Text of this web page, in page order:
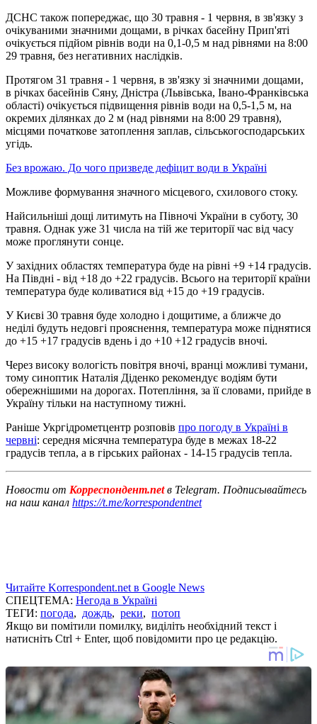
ДСНС також попереджає, що 30 травня - 1 червня, в зв'язку з
очікуваними значними дощами, в річках басейну Прип'яті
очікується підйом рівнів води на 0,1-0,5 м над рівнями на 8:00
29 травня, без негативних наслідків.
Протягом 31 травня - 1 червня, в зв'язку зі значними дощами,
в річках басейнів Сяну, Дністра (Львівська, Івано-Франківська
області) очікується підвищення рівнів води на 0,5-1,5 м, на
окремих ділянках до 2 м (над рівнями на 8:00 29 травня),
місцями початкове затоплення заплав, сільськогосподарських
угідь.
Без врожаю. До чого призведе дефіцит води в Україні
Можливе формування значного місцевого, схилового стоку.
Найсильніші дощі литимуть на Півночі України в суботу, 30
травня. Однак уже 31 числа на тій же території час від часу
може проглянути сонце.
У західних областях температура буде на рівні +9 +14 градусів.
На Півдні - від +18 до +22 градусів. Всього на території країни
температура буде коливатися від +15 до +19 градусів.
У Києві 30 травня буде холодно і дощитиме, а ближче до
неділі будуть недовгі прояснення, температура може піднятися
до +15 +17 градусів вдень і до +10 +12 градусів вночі.
Через високу вологість повітря вночі, вранці можливі тумани,
тому синоптик Наталія Діденко рекомендує водіям бути
обережнішими на дорогах. Потепління, за її словами, прийде в
Україну тільки на наступному тижні.
Раніше Укргідрометцентр розповів про погоду в Україні в
червні: середня місячна температура буде в межах 18-22
градусів тепла, а в гірських районах - 14-15 градусів тепла.
Новости от Корреспондент.netв Telegram. Подписывайтесь
на наш канал https://t.me/korrespondentnet
Читайте Korrespondent.net в Google News
СПЕЦТЕМА: Негода в Україні
ТЕГИ: погода, дождь, реки, потоп
Якщо ви помітили помилку, виділіть необхідний текст і
натисніть Ctrl + Enter, щоб повідомити про це редакцію.